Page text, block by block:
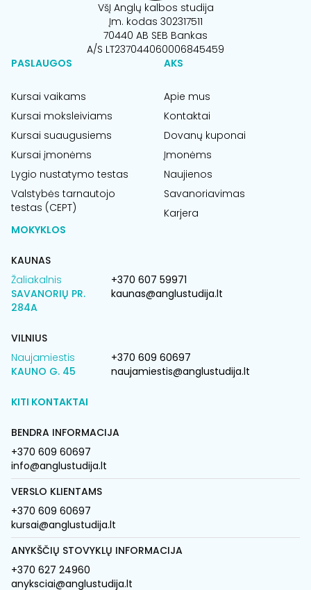
VšĮ Anglų kalbos studija
Įm. kodas 302317511
70440 AB SEB Bankas
A/S LT237044060006845459
PASLAUGOS
Kursai vaikams
Kursai moksleiviams
Kursai suaugusiems
Kursai įmonėms
Lygio nustatymo testas
Valstybės tarnautojo
testas (CEPT)
AKS
Apie mus
Kontaktai
Dovanų kuponai
Įmonėms
Naujienos
Savanoriavimas
Karjera
MOKYKLOS
KAUNAS
Žaliakalnis
SAVANORIŲ PR.
284A
+370 607 59971
kaunas@anglustudija.lt
VILNIUS
Naujamiestis
KAUNO G. 45
+370 609 60697
naujamiestis@anglustudija.lt
KITI KONTAKTAI
BENDRA INFORMACIJA
+370 609 60697
info@anglustudija.lt
VERSLO KLIENTAMS
+370 609 60697
kursai@anglustudija.lt
ANYKŠČIŲ STOVYKLŲ INFORMACIJA
+370 627 24960
anyksciai@anglustudija.lt